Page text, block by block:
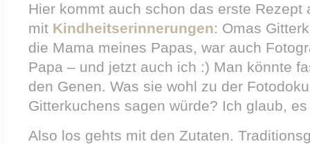
Hier kommt auch schon das erste Rezept
mit Kindheitserinnerungen: Omas
die Mama meines Papas, war auch
Papa – und jetzt auch ich :) Man könnte
den Genen. Was sie wohl zu der
Gitterkuchens sagen würde? Ich glaub,
Also los gehts mit den Zutaten.